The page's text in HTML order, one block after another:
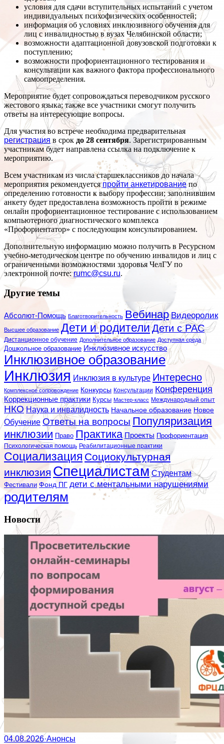
условия для сдачи вступительных испытаний с учетом
индивидуальных психофизических особенностей;
информация об условиях инклюзивного обучения для
лиц с инвалидностью в вузах Челябинской области;
возможности адаптационной довузовской подготовки к
поступлению;
возможности профориентационного тестирования и
консультации как важного фактора профессионального
самоопределения.
Мероприятие будет сопровождаться переводчиком русского
жестового языка; также все участники смогут получить
ответы на интересующие вопросы.
Для участия во встрече необходима предварительная
регистрация в срок до 28 сентября. Зарегистрированным
участникам будет направлена ссылка на подключение к
мероприятию.
Всем участникам из числа старшеклассников до начала
мероприятия рекомендуетсяпройти анкетированиепо
определению готовности к выбору профессии; заполнившим
анкету будет предоставлена возможность пройти в режиме
онлайн профориентационное тестирование с использованием
компьютерного диагностического комплекса
«Профориентатор» с последующим консультированием.
Дополнительную информацию можно получить в Ресурсном
учебно-методическом центре по обучению инвалидов и лиц с
ограниченными возможностями здоровья ЧелГУ по
электронной почте:rumc@csu.ru.
Другие темы
Абсолют-Помощь Благотворительность Вебинар Видеоролик
Высшее образование Дети и родителиДети с РАС
Дистанционное обучение Дополнительное образование Доступная среда
Дошкольное образование Инклюзивное искусство
Инклюзивное образование
Инклюзия Инклюзия в культуре Интересно
Комплексное сопровождение Конкурсы Консультации Конференция
Коррекционные практики Курсы Мастер-класс Международный опыт
НКО Наука и инвалидность Начальное образование Новое
Обучение Ответы на вопросы Популяризация
инклюзии Право Практика Проекты Профориентация
Психологическая помощь Реабилитационные практики
Социализация Социокультурная
инклюзия Специалистам Студентам
Фестивали Фонд ПГ дети с ментальными нарушениями
родителям
Новости
04.08.2026·Анонсы